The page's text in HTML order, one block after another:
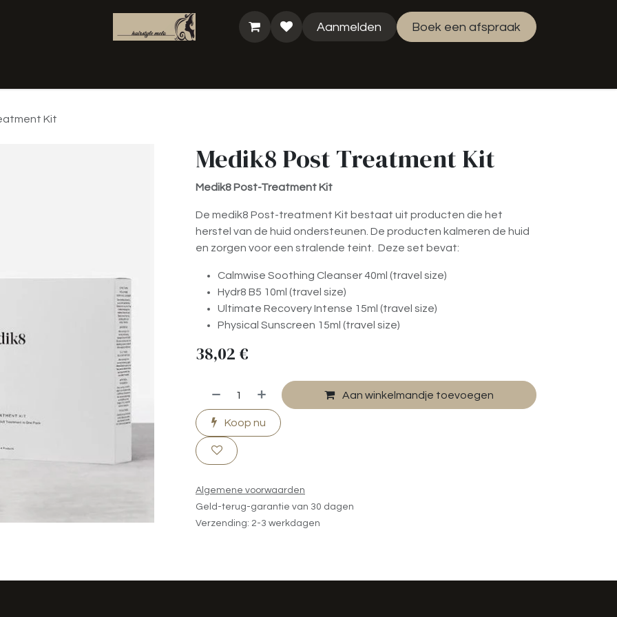
Aanmelden Boek een afspraak
Kit
Medik8 Post Treatment Kit
Medik8 Post-Treatment Kit
De medik8 Post-treatment Kit bestaat uit producten die het
herstel van de huid ondersteunen. De producten kalmeren de huid
en zorgen voor een stralende teint. Deze set bevat:
Calmwise Soothing Cleanser 40ml (travel size)
Hydr8 B5 10ml (travel size)
Ultimate Recovery Intense 15ml (travel size)
Physical Sunscreen 15ml (travel size)
38,02€
Aan winkelmandje toevoegen
Koop nu
Algemene voorwaarden
Geld-terug-garantie van 30 dagen
Verzending: 2-3 werkdagen